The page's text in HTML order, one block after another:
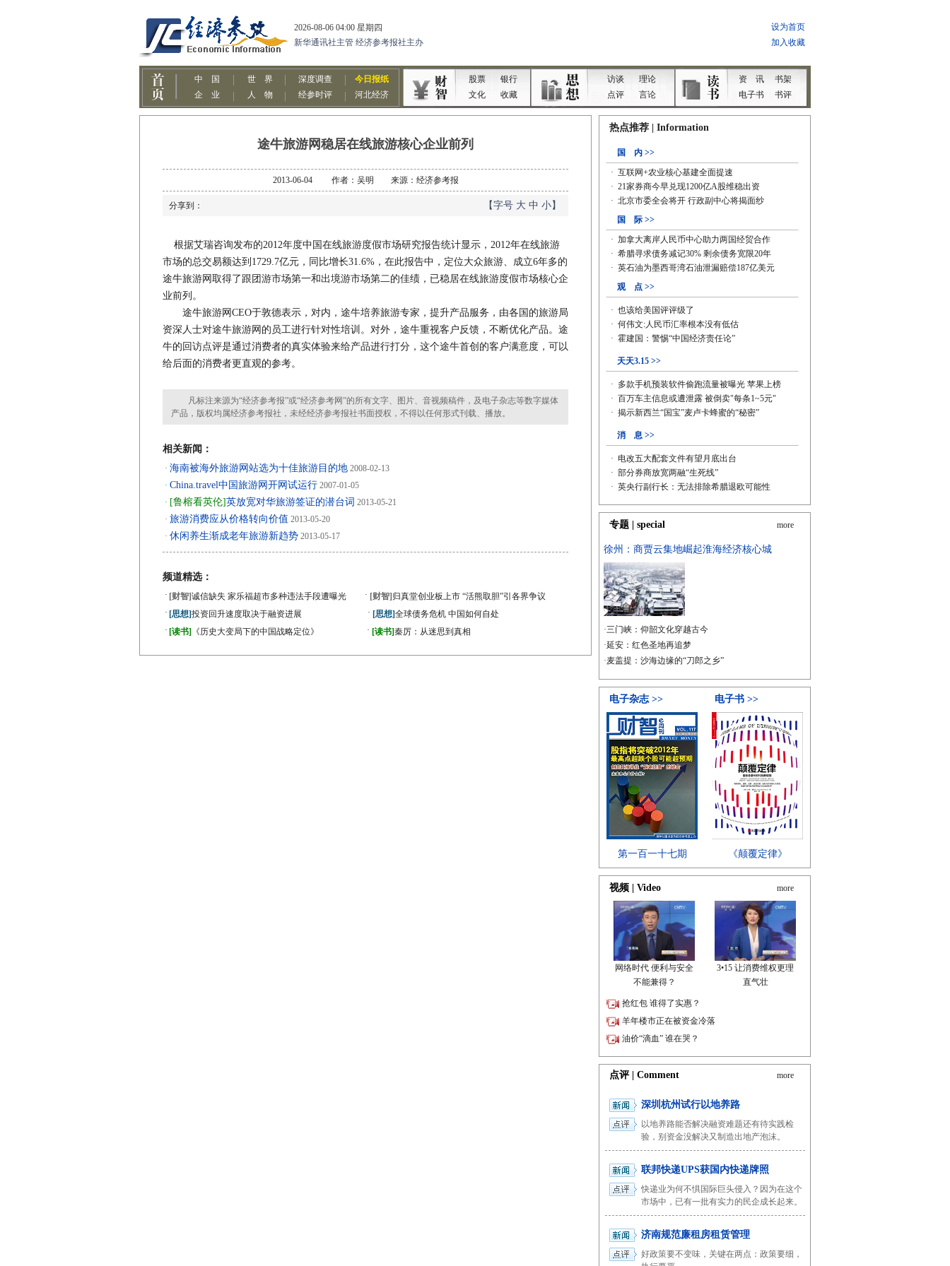
途牛旅游网稳居在线旅游核心企业前列
2013-06-04 作者：吴明 来源：经济参考报
分享到： 【字号 大 中 小】
根据艾瑞咨询发布的2012年度中国在线旅游度假市场研究报告统计显示，2012年在线旅游
市场的总交易额达到1729.7亿元，同比增长31.6%，在此报告中，定位大众旅游、成立6年多的
途牛旅游网取得了跟团游市场第一和出境游市场第二的佳绩，已稳居在线旅游度假市场核心企
业前列。
途牛旅游网CEO于敦德表示，对内，途牛培养旅游专家，提升产品服务，由各国的旅游局
资深人士对途牛旅游网的员工进行针对性培训。对外，途牛重视客户反馈，不断优化产品。途
牛的回访点评是通过消费者的真实体验来给产品进行打分，这个途牛首创的客户满意度，可以
给后面的消费者更直观的参考。
凡标注来源为“经济参考报”或“经济参考网”的所有文字、图片、音视频稿件，及电子杂志等数字媒体
产品，版权均属经济参考报社，未经经济参考报社书面授权，不得以任何形式刊载、播放。
相关新闻：
· 海南被海外旅游网站选为十佳旅游目的地 2008-02-13
· China.travel中国旅游网开网试运行 2007-01-05
· [鲁榕看英伦]英放宽对华旅游签证的潜台词 2013-05-21
· 旅游消费应从价格转向价值 2013-05-20
· 休闲养生渐成老年旅游新趋势 2013-05-17
频道精选：
· [财智]诚信缺失 家乐福超市多种违法手段遭曝光 · [财智] 归真堂创业板上市 “活熊取胆”引各界争议
· [思想]投资回升速度取决于融资进展 · [思想]全球债务危机 中国如何自处
· [读书] 《历史大变局下的中国战略定位》 · [读书]秦厉：从迷思到真相